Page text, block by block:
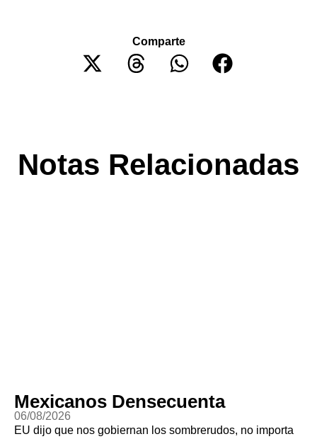
Comparte
Notas Relacionadas
Mexicanos Densecuenta
06/08/2026
EU dijo que nos gobiernan los sombrerudos, no importa